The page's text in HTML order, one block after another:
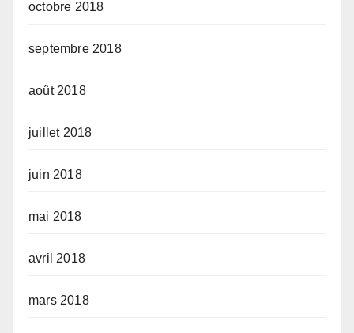
octobre 2018
septembre 2018
août 2018
juillet 2018
juin 2018
mai 2018
avril 2018
mars 2018